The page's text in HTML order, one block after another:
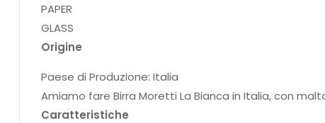
PAPER
GLASS
Origine
Paese di Produzione: Italia
Amiamo fare Birra Moretti La Bianca in Italia, con
Caratteristiche